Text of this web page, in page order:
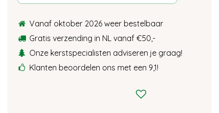
Vanaf oktober 2026 weer bestelbaar
Gratis verzending in NL vanaf €50,-
Onze kerstspecialisten adviseren je graag!
Klanten beoordelen ons met een 9,1!